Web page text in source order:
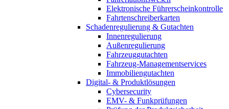
Elektronische Führerscheinkontrolle
Fahrtenschreiberkarten
Schadenregulierung & Gutachten
Innenregulierung
Außenregulierung
Fahrzeuggutachten
Fahrzeug-Managementservices
Immobiliengutachten
Digital- & Produktlösungen
Cybersecurity
EMV- & Funkprüfungen